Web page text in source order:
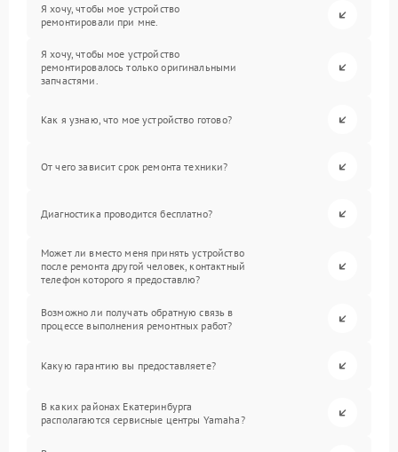
Я хочу, чтобы мое устройство
ремонтировали при мне.
Я хочу, чтобы мое устройство
ремонтировалось только оригинальными
запчастями.
Как я узнаю, что мое устройство готово?
От чего зависит срок ремонта техники?
Диагностика проводится бесплатно?
Может ли вместо меня принять устройство
после ремонта другой человек, контактный
телефон которого я предоставлю?
Возможно ли получать обратную связь в
процессе выполнения ремонтных работ?
Какую гарантию вы предоставляете?
В каких районах Екатеринбурга
располагаются сервисные центры Yamaha?